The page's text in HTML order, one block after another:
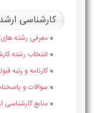
ارشد
رشته های کنکور کارشناسی
رشته کارشناسی ارشد
و رتبه قبولی کارشناسی
و پاسخنامه کنکور
کارشناسی ارشد فراگیر پیام